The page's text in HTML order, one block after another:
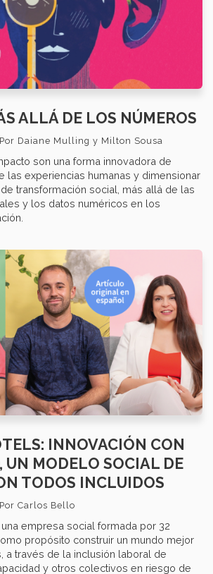
ALLÁ DE LOS NÚMEROS
Por Daiane Mulling y Milton Sousa
son una forma innovadora de
las experiencias humanas y dimensionar
transformación social, más allá de las
y los datos numéricos en los
INNOVACIÓN CON
UN MODELO SOCIAL DE
TODOS INCLUIDOS
Por Carlos Bello
empresa social formada por 32
propósito construir un mundo mejor
a través de la inclusión laboral de
y otros colectivos en riesgo de